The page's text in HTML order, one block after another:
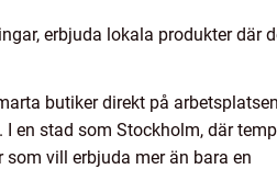
erbjuda lokala produkter där
butiker direkt på
en stad som Stockholm, där
vill erbjuda mer än bara en